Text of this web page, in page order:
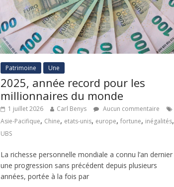
Patrimoine Une
2025, année record pour les
millionnaires du monde
1 juillet 2026 Carl Benys
Aucun commentaire
Asie-Pacifique, Chine, etats-unis, europe,fortune, inégalités,
UBS
La richesse personnelle mondiale a connu l’an dernier
une progression sans précédent depuis plusieurs
années, portée à la fois par